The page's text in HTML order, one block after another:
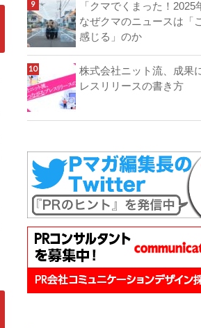
「クマでくまった！
なぜクマのニュースは「
感じる」のか
株式会社ニット流、成果
レスリリースの書き方